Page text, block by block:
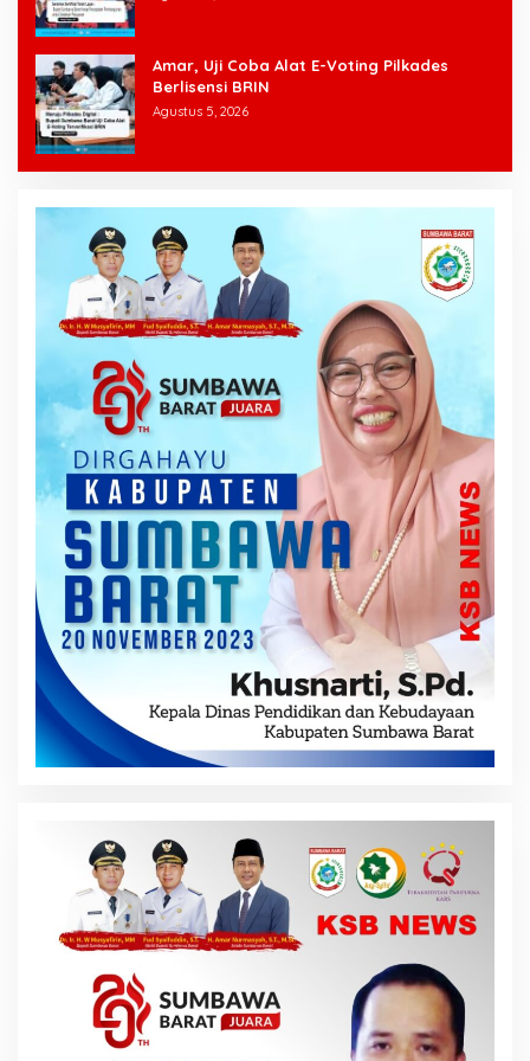
Amar, Uji Coba Alat E-Voting Pilkades
Berlisensi BRIN
Agustus 5, 2026